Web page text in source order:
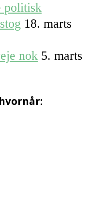
politisk
18. marts
nok 5. marts